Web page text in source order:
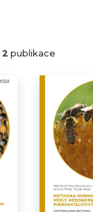
2 publikace